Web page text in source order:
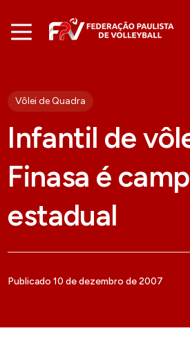
Vôlei de Quadra
Infantil de
Finasa é
estadual
Publicado 10 de dezembro de 2007